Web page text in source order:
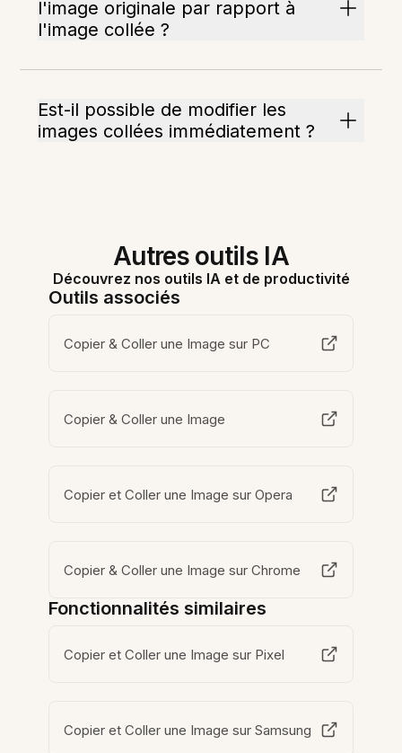
l'image originale par rapport à
l'image collée ?
Est-il possible de modifier les
images collées immédiatement ?
Autres outils IA
Découvrez nos outils IA et de productivité
Outils associés
Copier & Coller une Image sur PC
Copier & Coller une Image
Copier et Coller une Image sur Opera
Copier & Coller une Image sur Chrome
Fonctionnalités similaires
Copier et Coller une Image sur Pixel
Copier et Coller une Image sur Samsung